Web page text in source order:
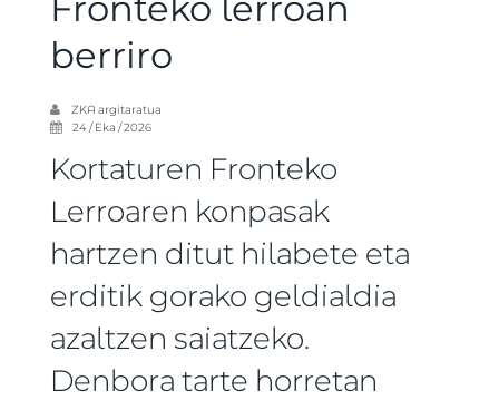
Fronteko lerroan
berriro
ZKA argitaratua
24 / Eka / 2026
Kortaturen Fronteko
Lerroaren konpasak
hartzen ditut hilabete eta
erditik gorako geldialdia
azaltzen saiatzeko.
Denbora tarte horretan